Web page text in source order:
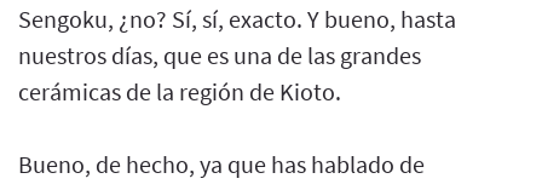
Sengoku, ¿no? Sí, sí, exacto. Y bueno, hasta
nuestros días, que es una de las grandes
cerámicas de la región de Kioto.
Bueno, de hecho, ya que has hablado de